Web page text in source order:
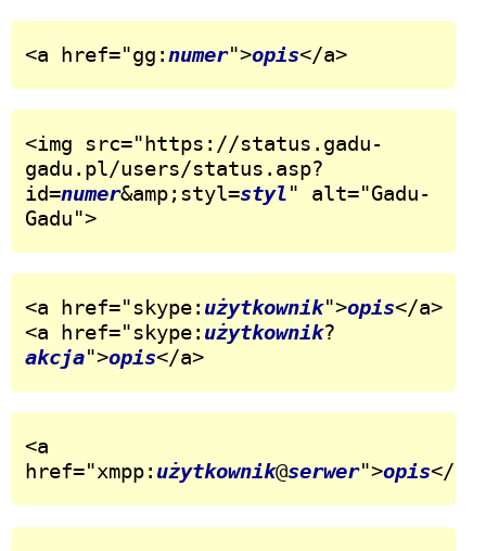
<a href="gg:numer">opis</a>
<img src="https://status.gadu-
gadu.pl/users/status.asp?
id=numer&amp;styl=styl" alt="Gadu-
Gadu">
<a href="skype: użytkownik">opis</a>
<a href="skype: użytkownik?
akcja">opis</a>
<a
href="xmpp: użytkownik@serwer">opis</a>